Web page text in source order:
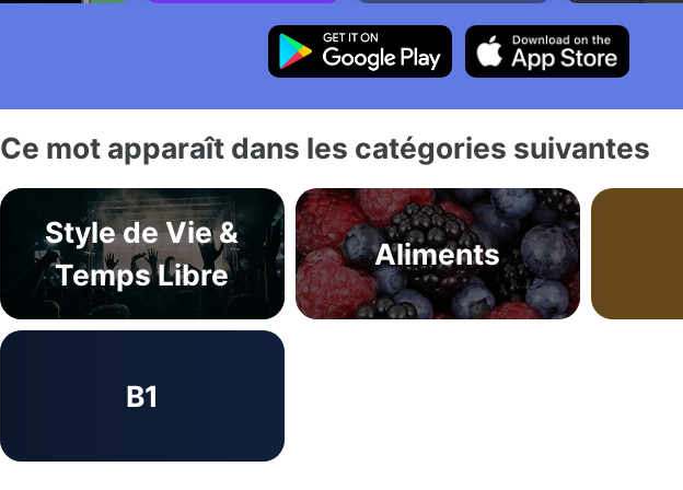
Ce mot apparaît dans les catégories suivantes
Style de Vie &
Temps Libre
Aliments
B1